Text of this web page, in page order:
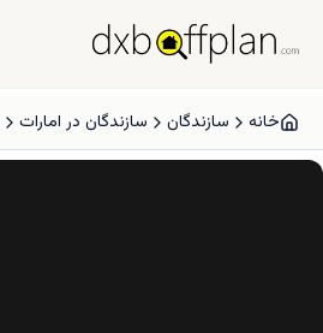
خانه سازندگان سازندگان در امارات